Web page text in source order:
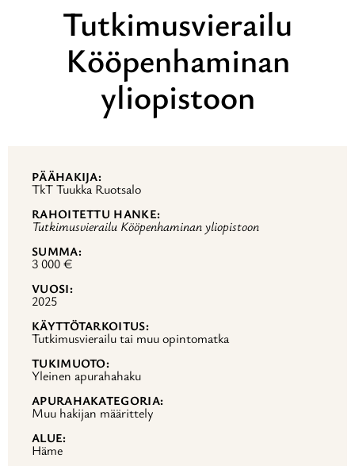
Tutkimusvierailu
Kööpenhaminan
yliopistoon
PÄÄHAKIJA
TkT Tuukka Ruotsalo
RAHOITETTU HANKE
Tutkimusvierailu Kööpenhaminan yliopistoon
SUMMA
3 000 €
VUOSI
2025
KÄYTTÖTARKOITUS
Tutkimusvierailu tai muu opintomatka
TUKIMUOTO
Yleinen apurahahaku
APURAHAKATEGORIA
Muu hakijan määrittely
ALUE
Häme